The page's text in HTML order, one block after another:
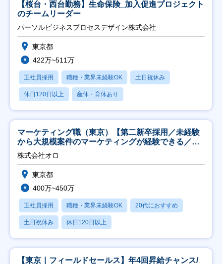
【桜台・西台勤務】生命保険_加入促進プロジェクト
のチームリーダー
パーソルビジネスプロセスデザイン株式会社
東京都
422万~511万
正社員採用 職種・業界未経験OK 土日祝休み
休日120日以上 産休・育休あり
マーケティング職（東京）【第二新卒採用／未経験
から大規模案件のマーケティングが経験できる／研
修充実】
株式会社オロ
東京都
400万~450万
正社員採用 職種・業界未経験OK 20代におすすめ
土日祝休み 休日120日以上
【東京｜フィールドセールス】年4回昇給チャンス/